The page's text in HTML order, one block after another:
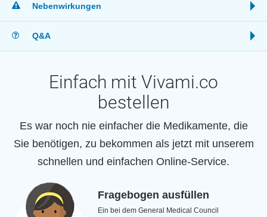
Nebenwirkungen
Q&A
Einfach mit Vivami.co
bestellen
Es war noch nie einfacher die Medikamente, die
Sie benötigen, zu bekommen als jetzt mit unserem
schnellen und einfachen Online-Service.
Fragebogen ausfüllen
Ein bei dem General Medical Council